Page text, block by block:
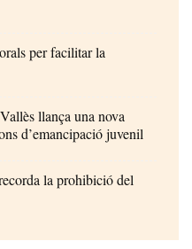
per facilitar la
llança una nova
d’emancipació juvenil
la prohibició del